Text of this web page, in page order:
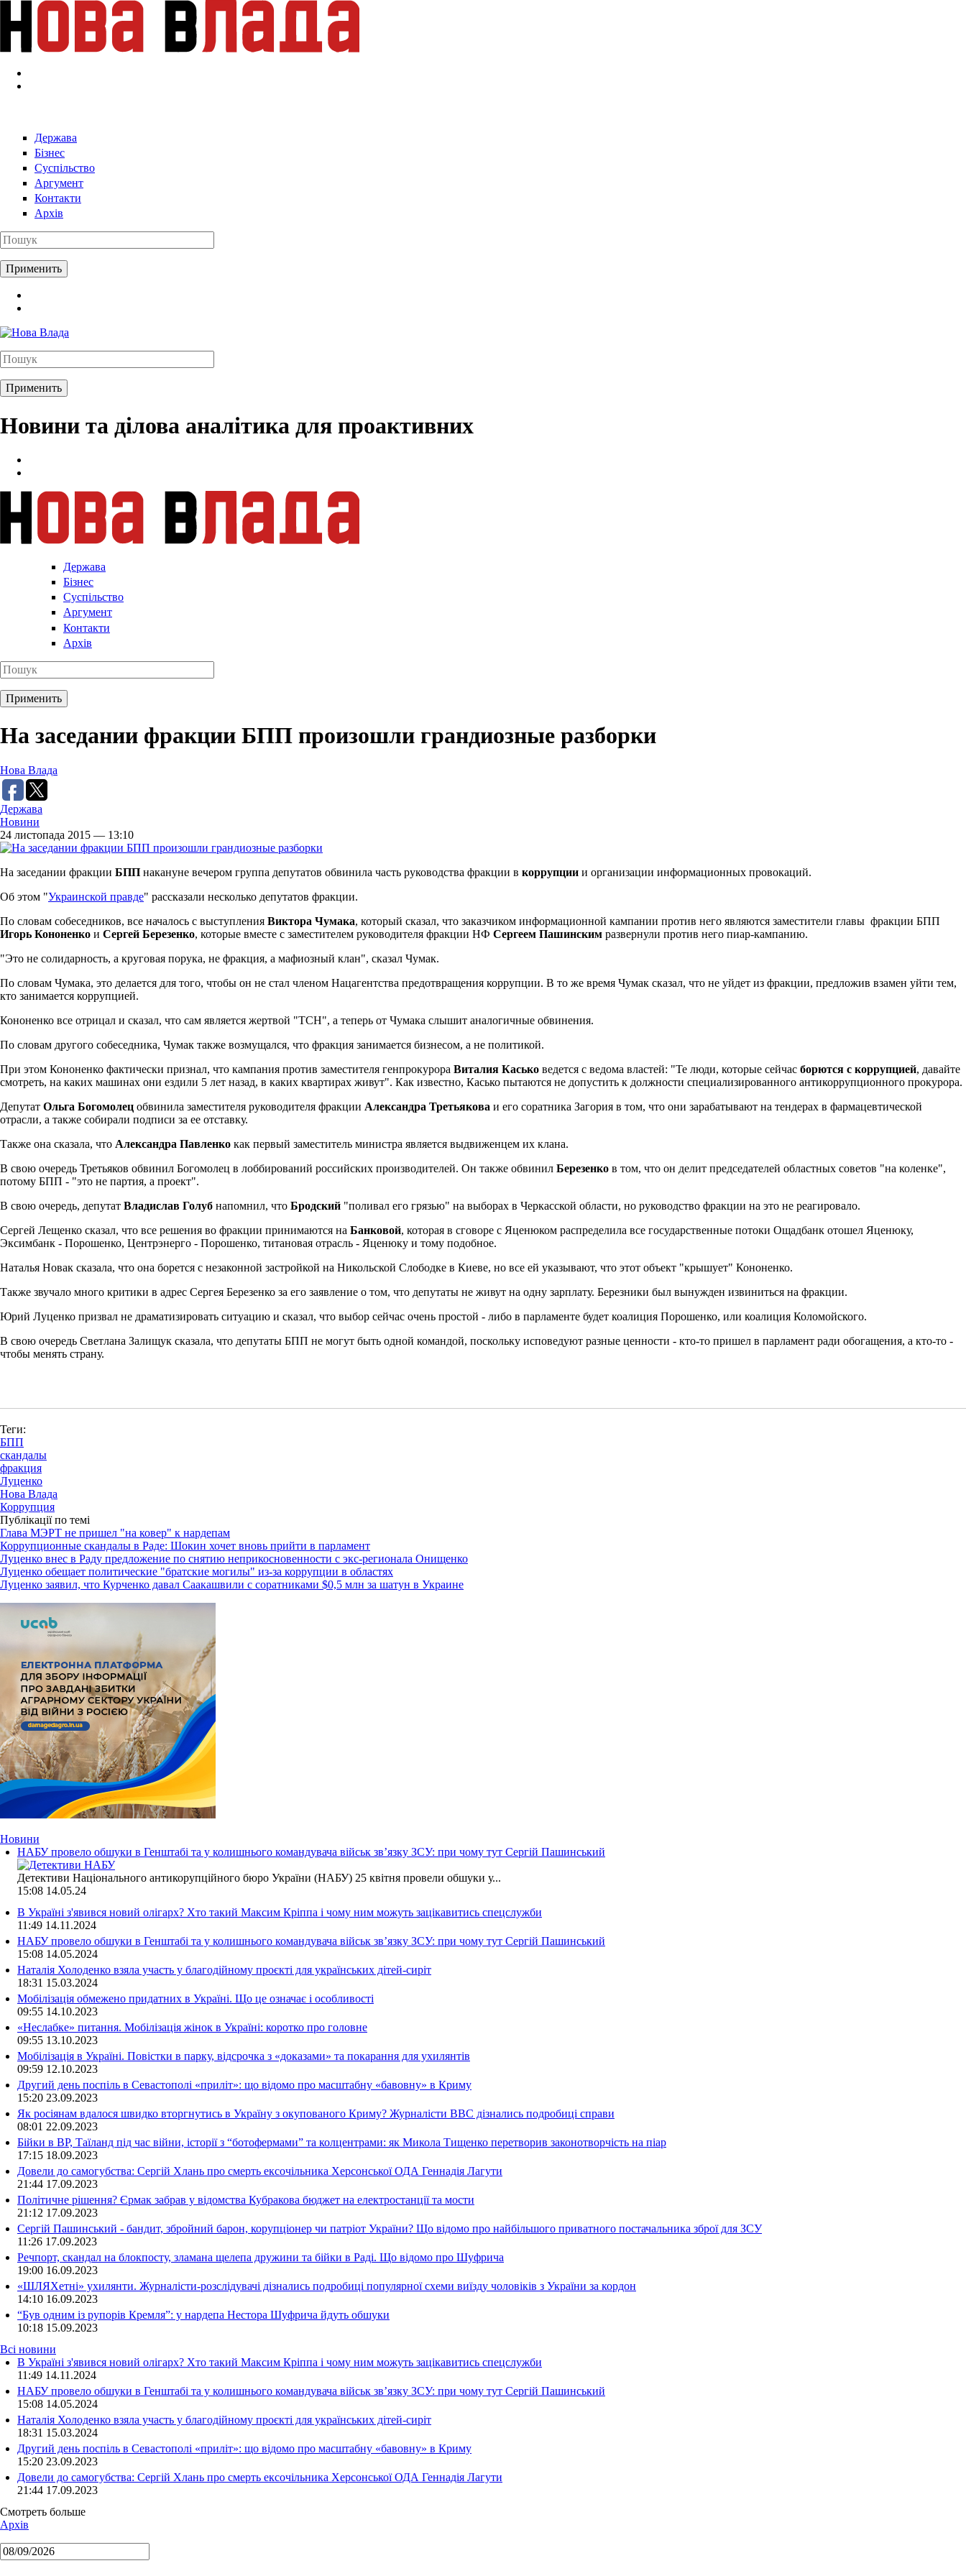
Перейти к основному содержанию
Держава
Бізнес
Суспільство
Аргумент
Контакти
Архів
Новини та ділова аналітика для проактивних
Держава
Бізнес
Суспільство
Аргумент
Контакти
Архів
На заседании фракции БПП произошли грандиозные разборки
Нова Влада
Держава
Новини
24 листопада 2015 — 13:10
На заседании фракции БПП накануне вечером группа депутатов обвинила часть руководства фракции в коррупции и организации информационных провокаций.
Об этом "Украинской правде" рассказали несколько депутатов фракции.
По словам собеседников, все началось с выступления Виктора Чумака, который сказал, что заказчиком информационной кампании против него являются заместители главы фракции БПП
Игорь Кононенко и Сергей Березенко, которые вместе с заместителем руководителя фракции НФ Сергеем Пашинским развернули против него пиар-кампанию.
"Это не солидарность, а круговая порука, не фракция, а мафиозный клан", сказал Чумак.
По словам Чумака, это делается для того, чтобы он не стал членом Нацагентства предотвращения коррупции. В то же время Чумак сказал, что не уйдет из фракции, предложив взамен уйти тем,
кто занимается коррупцией.
Кононенко все отрицал и сказал, что сам является жертвой "ТСН", а теперь от Чумака слышит аналогичные обвинения.
По словам другого собеседника, Чумак также возмущался, что фракция занимается бизнесом, а не политикой.
При этом Кононенко фактически признал, что кампания против заместителя генпрокурора Виталия Касько ведется с ведома властей: "Те люди, которые сейчас борются с коррупцией, давайте
смотреть, на каких машинах они ездили 5 лет назад, в каких квартирах живут". Как известно, Касько пытаются не допустить к должности специализированного антикоррупционного прокурора.
Депутат Ольга Богомолец обвинила заместителя руководителя фракции Александра Третьякова и его соратника Загория в том, что они зарабатывают на тендерах в фармацевтической
отрасли, а также собирали подписи за ее отставку.
Также она сказала, что Александра Павленко как первый заместитель министра является выдвиженцем их клана.
В свою очередь Третьяков обвинил Богомолец в лоббирований российских производителей. Он также обвинил Березенко в том, что он делит председателей областных советов "на коленке",
потому БПП - "это не партия, а проект".
В свою очередь, депутат Владислав Голуб напомнил, что Бродский "поливал его грязью" на выборах в Черкасской области, но руководство фракции на это не реагировало.
Сергей Лещенко сказал, что все решения во фракции принимаются на Банковой, которая в сговоре с Яценюком распределила все государственные потоки Ощадбанк отошел Яценюку,
Эксимбанк - Порошенко, Центрэнерго - Порошенко, титановая отрасль - Яценюку и тому подобное.
Наталья Новак сказала, что она борется с незаконной застройкой на Никольской Слободке в Киеве, но все ей указывают, что этот объект "крышует" Кононенко.
Также звучало много критики в адрес Сергея Березенко за его заявление о том, что депутаты не живут на одну зарплату. Березники был вынужден извиниться на фракции.
Юрий Луценко призвал не драматизировать ситуацию и сказал, что выбор сейчас очень простой - либо в парламенте будет коалиция Порошенко, или коалиция Коломойского.
В свою очередь Светлана Залищук сказала, что депутаты БПП не могут быть одной командой, поскольку исповедуют разные ценности - кто-то пришел в парламент ради обогащения, а кто-то -
чтобы менять страну.
Теги:
БПП
скандалы
фракция
Луценко
Нова Влада
Коррупция
Публікації по темі
Глава МЭРТ не пришел "на ковер" к нардепам
Коррупционные скандалы в Раде: Шокин хочет вновь прийти в парламент
Луценко внес в Раду предложение по снятию неприкосновенности с экс-регионала Онищенко
Луценко обещает политические "братские могилы" из-за коррупции в областях
Луценко заявил, что Курченко давал Саакашвили с соратниками $0,5 млн за шатун в Украине
Новини
НАБУ провело обшуки в Генштабі та у колишнього командувача військ зв’язку ЗСУ: при чому тут Сергій Пашинський
Детективи Національного антикорупційного бюро України (НАБУ) 25 квітня провели обшуки у...
15:08 14.05.24
В Україні з'явився новий олігарх? Хто такий Максим Кріппа і чому ним можуть зацікавитись спецслужби
11:49 14.11.2024
НАБУ провело обшуки в Генштабі та у колишнього командувача військ зв’язку ЗСУ: при чому тут Сергій Пашинський
15:08 14.05.2024
Наталія Холоденко взяла участь у благодійному проєкті для українських дітей-сиріт
18:31 15.03.2024
Мобілізація обмежено придатних в Україні. Що це означає і особливості
09:55 14.10.2023
«Неслабке» питання. Мобілізація жінок в Україні: коротко про головне
09:55 13.10.2023
Мобілізація в Україні. Повістки в парку, відсрочка з «доказами» та покарання для ухилянтів
09:59 12.10.2023
Другий день поспіль в Севастополі «приліт»: що відомо про масштабну «бавовну» в Криму
15:20 23.09.2023
Як росіянам вдалося швидко вторгнутись в Україну з окупованого Криму? Журналісти ВВС дізнались подробиці справи
08:01 22.09.2023
Бійки в ВР, Таїланд під час війни, історії з “ботофермами” та колцентрами: як Микола Тищенко перетворив законотворчість на піар
17:15 18.09.2023
Довели до самогубства: Сергій Хлань про смерть ексочільника Херсонської ОДА Геннадія Лагути
21:44 17.09.2023
Політичне рішення? Єрмак забрав у відомства Кубракова бюджет на електростанції та мости
21:12 17.09.2023
Сергій Пашинський - бандит, збройний барон, корупціонер чи патріот України? Що відомо про найбільшого приватного постачальника зброї для ЗСУ
11:26 17.09.2023
Речпорт, скандал на блокпосту, зламана щелепа дружини та бійки в Раді. Що відомо про Шуфрича
19:00 16.09.2023
«ШЛЯХетні» ухилянти. Журналісти-розслідувачі дізнались подробиці популярної схеми виїзду чоловіків з України за кордон
14:10 16.09.2023
“Був одним із рупорів Кремля”: у нардепа Нестора Шуфрича йдуть обшуки
10:18 15.09.2023
Всі новини
В Україні з'явився новий олігарх? Хто такий Максим Кріппа і чому ним можуть зацікавитись спецслужби
11:49 14.11.2024
НАБУ провело обшуки в Генштабі та у колишнього командувача військ зв’язку ЗСУ: при чому тут Сергій Пашинський
15:08 14.05.2024
Наталія Холоденко взяла участь у благодійному проєкті для українських дітей-сиріт
18:31 15.03.2024
Другий день поспіль в Севастополі «приліт»: що відомо про масштабну «бавовну» в Криму
15:20 23.09.2023
Довели до самогубства: Сергій Хлань про смерть ексочільника Херсонської ОДА Геннадія Лагути
21:44 17.09.2023
Смотреть больше
Архів